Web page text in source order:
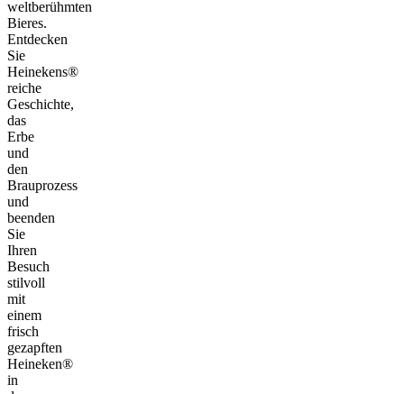
weltberühmten
Bieres.
Entdecken
Sie
Heinekens®
reiche
Geschichte,
das
Erbe
und
den
Brauprozess
und
beenden
Sie
Ihren
Besuch
stilvoll
mit
einem
frisch
gezapften
Heineken®
in